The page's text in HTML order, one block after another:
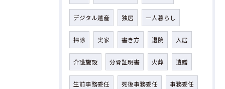
デジタル遺産 独居 一人暮らし
掃除 実家 書き方 退院 入居
介護施設 分骨証明書 火葬 遺贈
生前事務委任 死後事務委任 事務委任